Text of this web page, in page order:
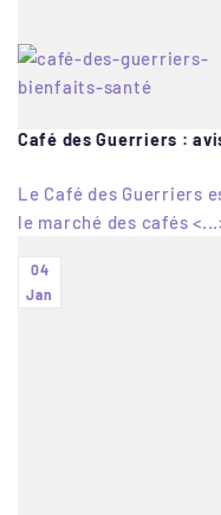
Café des Guerriers :
Le Café des Guerriers
le marché des cafés
04
Jan